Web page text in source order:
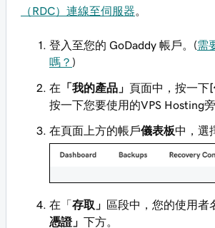
（RDC）連線至伺服器
登入至您的 GoDaddy 帳戶。(需
嗎？ )
在 「我的產品」 頁面中，按一下
按一下您要使用的VPS Hosting
在頁面上方的帳戶儀表板中，選
在「 存取」 區段中，您的使用者
憑證」 下方。